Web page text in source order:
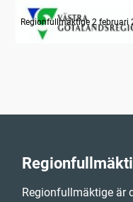
Information om
Regionfullmäktige 2 februari
Regionfullmäktige är